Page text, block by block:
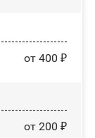
от 400 ₽
от 200 ₽